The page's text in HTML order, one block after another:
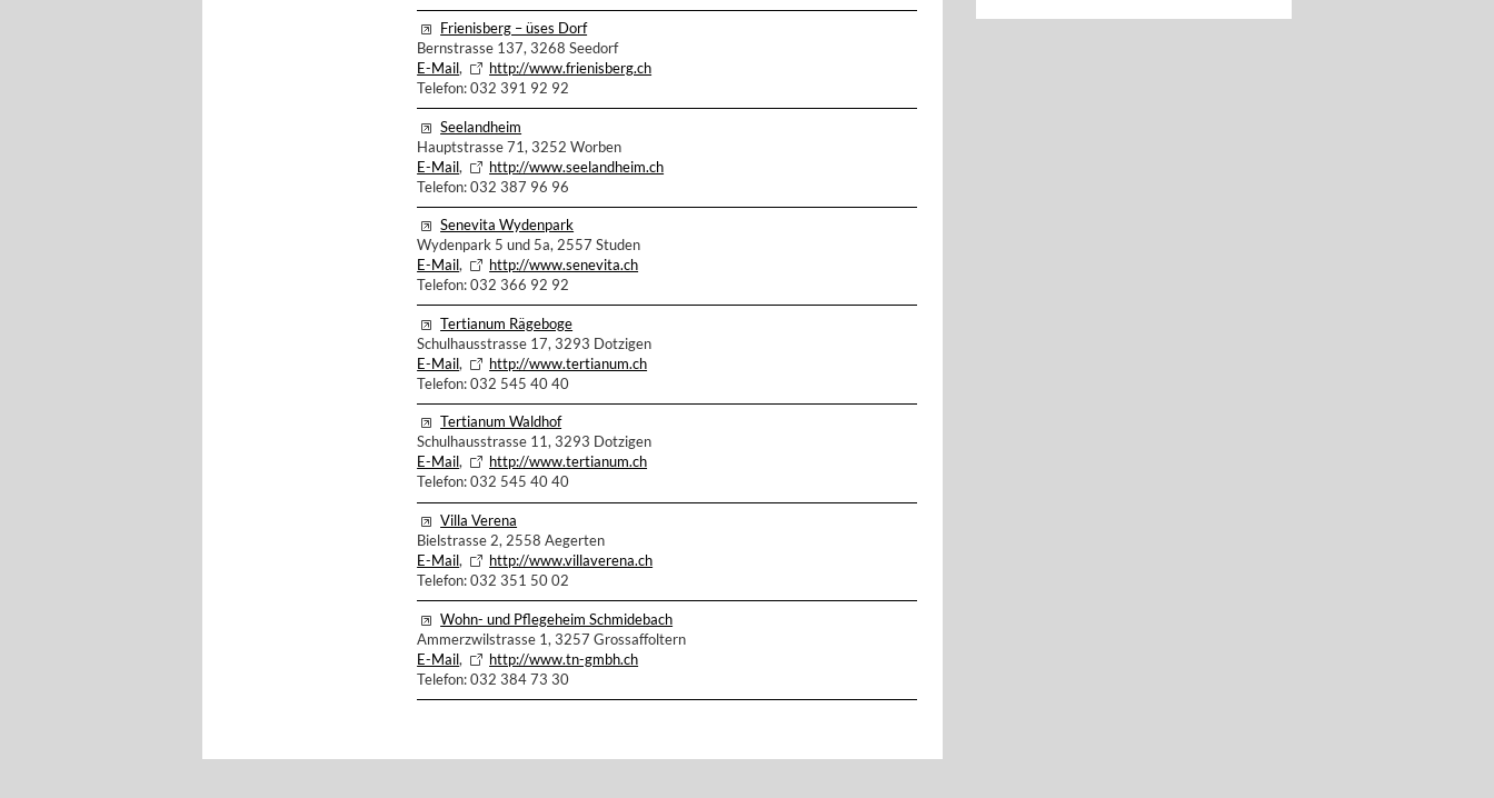
Frienisberg – üses Dorf
Bernstrasse 137, 3268 Seedorf
E-Mail,
http://www.frienisberg.ch
Telefon: 032 391 92 92
Seelandheim
Hauptstrasse 71, 3252 Worben
E-Mail,
http://www.seelandheim.ch
Telefon: 032 387 96 96
Senevita Wydenpark
Wydenpark 5 und 5a, 2557 Studen
E-Mail,
http://www.senevita.ch
Telefon: 032 366 92 92
Tertianum Rägeboge
Schulhausstrasse 17, 3293 Dotzigen
E-Mail,
http://www.tertianum.ch
Telefon: 032 545 40 40
Tertianum Waldhof
Schulhausstrasse 11, 3293 Dotzigen
E-Mail,
http://www.tertianum.ch
Telefon: 032 545 40 40
Villa Verena
Bielstrasse 2, 2558 Aegerten
E-Mail,
http://www.villaverena.ch
Telefon: 032 351 50 02
Wohn- und Pflegeheim Schmidebach
Ammerzwilstrasse 1, 3257 Grossaffoltern
E-Mail,
http://www.tn-gmbh.ch
Telefon: 032 384 73 30